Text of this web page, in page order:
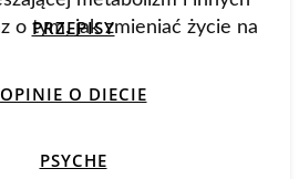
o tym, jak zmieniać życie na
PRZEPISY
OPINIE O DIECIE
PSYCHE